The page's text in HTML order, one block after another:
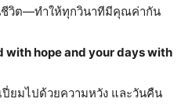
วิต—ทำให้ทุกวินาทีมีคุณค่ากัน
with hope and your days with
ปี่ยมไปด้วยความหวัง และวันคืน